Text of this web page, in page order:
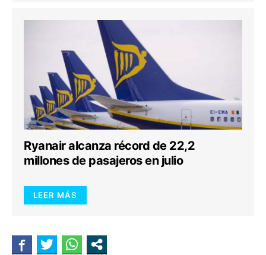
Ryanair alcanza récord de 22,2
millones de pasajeros en julio
LEER MÁS